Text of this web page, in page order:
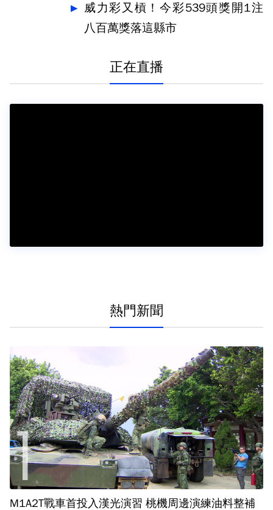
威力彩又槓！今彩539頭獎開1注
八百萬獎落這縣市
正在直播
熱門新聞
M1A2T戰車首投入漢光演習 桃機周邊演練油料整補